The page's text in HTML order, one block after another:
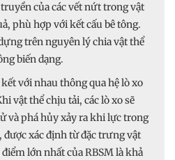
của các vết nứt trong vật
phù hợp với kết cấu bê tông.
trên nguyên lý chia vật thể
biến dạng.
với nhau thông qua hệ lò xo
vật thể chịu tải, các lò xo sẽ
và phá hủy xảy ra khi lực trong
xác định từ đặc trưng vật
lớn nhất của RBSM là khả